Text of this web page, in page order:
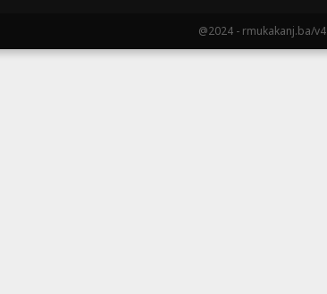
@2024 - rmukakanj.ba/